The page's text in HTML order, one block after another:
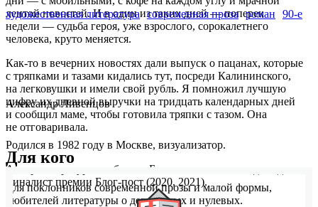
лентой новостей. И в один из таких дней — поперек
недели — судьба героя, уже взрослого, сорокалетнего
человека, круто меняется.
Как-то в вечерних новостях дали выпуск о пацанах, которые
с тряпками и тазами кидались тут, посреди Калининского,
на легковушки и имели свой рубль. Я помножил лучшую
цифру их дневной выручки на тридцать календарных дней
и сообщил маме, чтобы готовила тряпки с тазом. Она
не отговаривала.
Для кого
Для поклонников современной прозы и малой формы,
любителей литературы о девяностых и нулевых.
художественная литература современная проза роман 90-е
Александр Ливенцов
Родился в 1982 году в Москве, визуализатор.
Автор литературного блога «Была такая книжка», дважды
финалист премии Блог-пост (2020, 2021).